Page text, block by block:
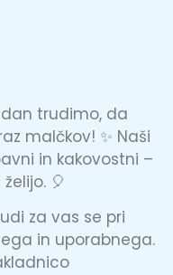
trudimo, da
malčkov! ✨ Naši
in kakovostni –
🎈
za vas se pri
in uporabnega.